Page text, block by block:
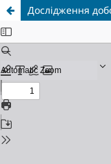
Дослідження